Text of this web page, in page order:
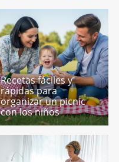
Recetas fáciles y
rápidas para
organizar un picnic
con los niños